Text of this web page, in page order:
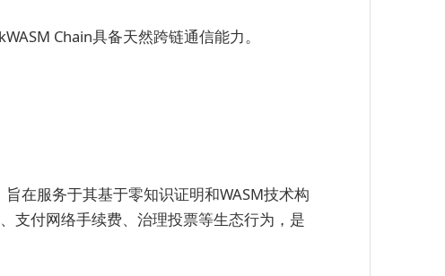
Chain具备天然跨链通信能力。
在服务于其基于零知识证明和WASM技术构
支付网络手续费、治理投票等生态行为，是